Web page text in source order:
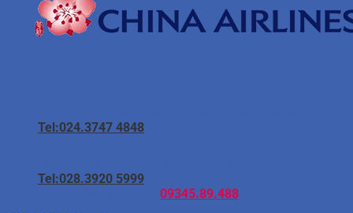
Tel:024.3747 4848
Tel:028.3920 5999
09345.89.488